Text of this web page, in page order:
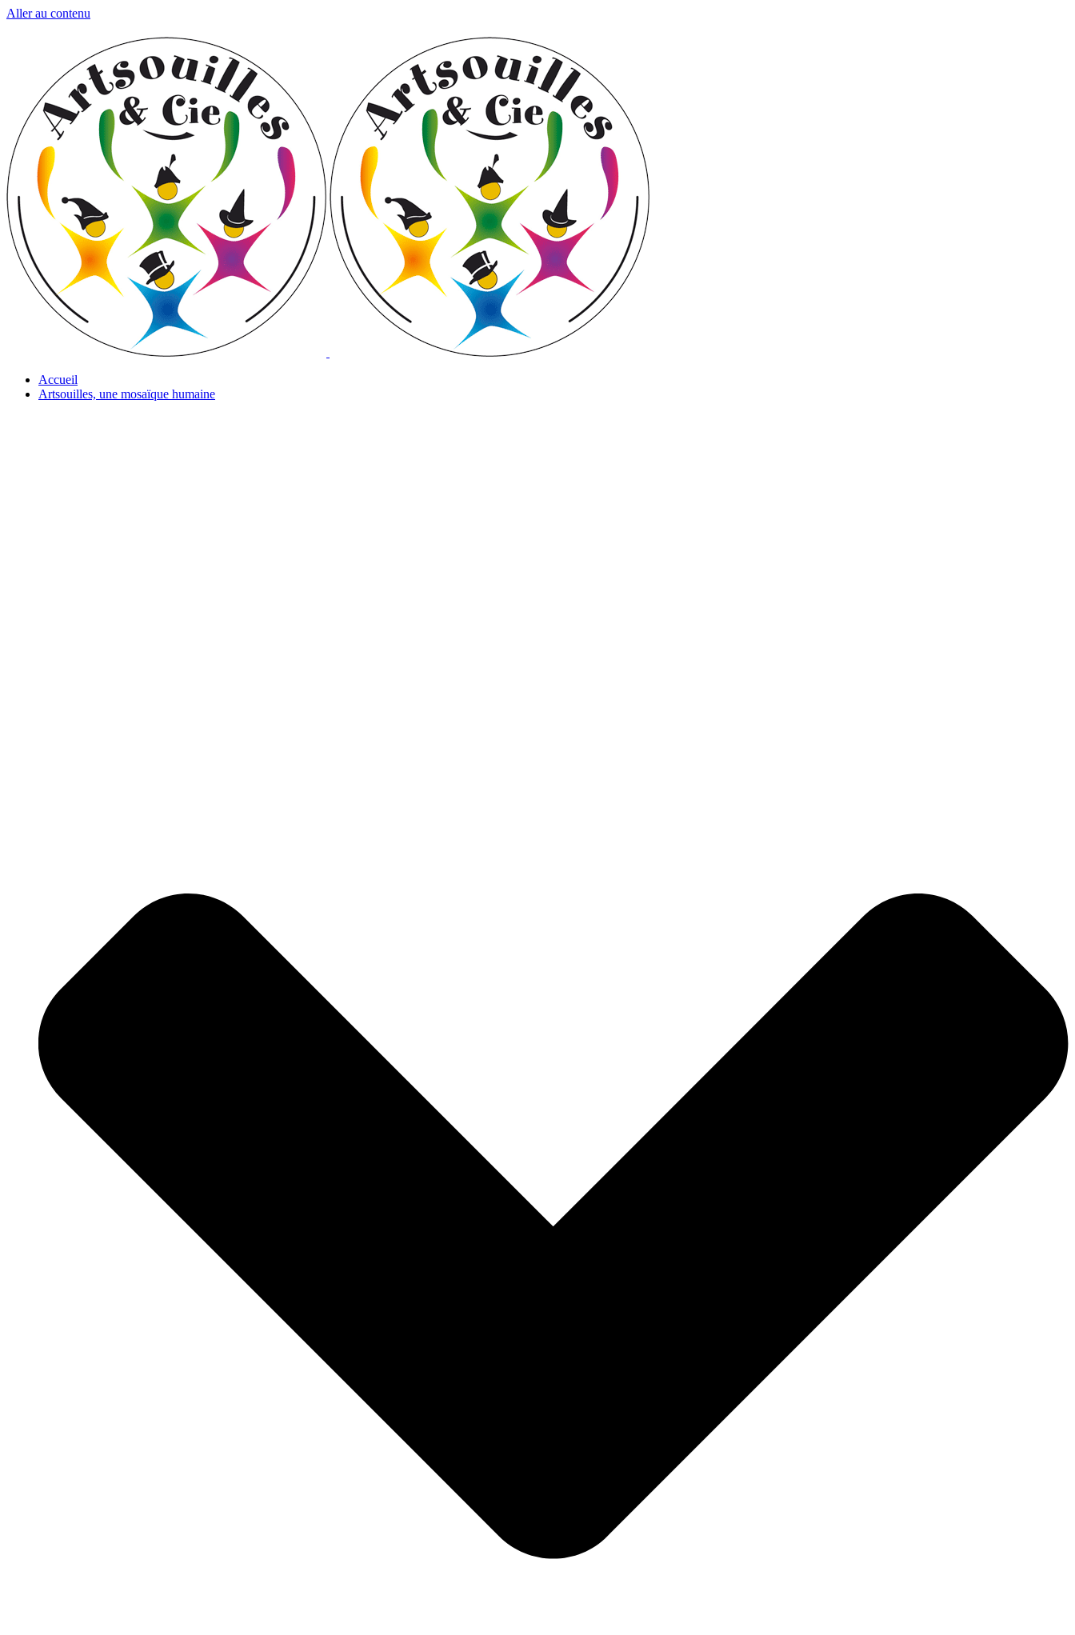
Aller au contenu
Accueil
Artsouilles, une mosaïque humaine